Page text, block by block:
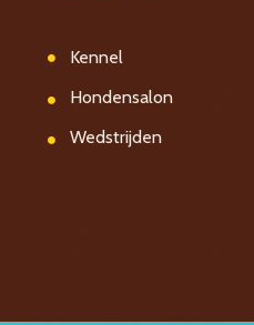
Kennel
Hondensalon
Wedstrijden